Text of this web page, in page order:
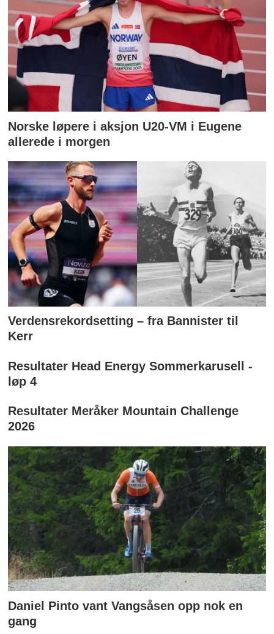
Norske løpere i aksjon U20-VM i Eugene
allerede i morgen
Verdensrekordsetting – fra Bannister til
Kerr
Resultater Head Energy Sommerkarusell -
løp 4
Resultater Meråker Mountain Challenge
2026
Daniel Pinto vant Vangsåsen opp nok en
gang